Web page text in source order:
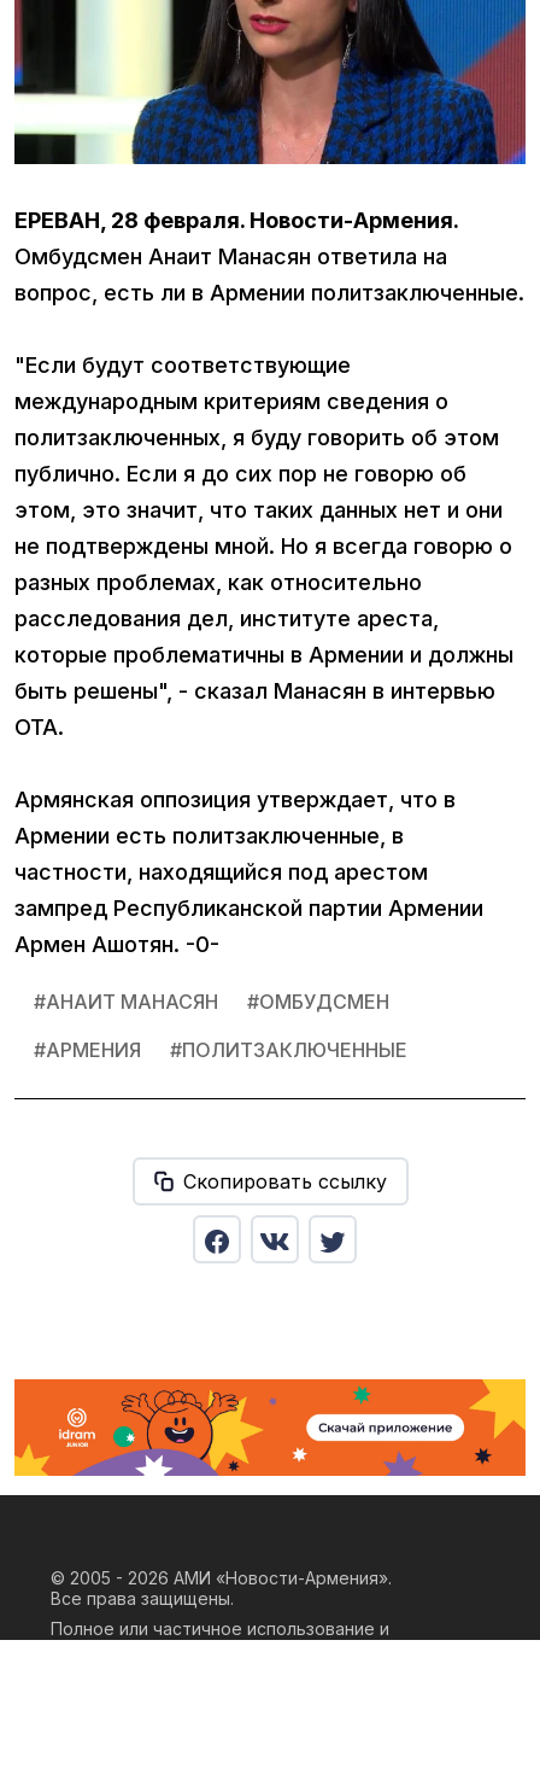
ЕРЕВАН, 28 февраля. Новости-Армения.
Омбудсмен Анаит Манасян ответила на
вопрос, есть ли в Армении политзаключенные.
"Если будут соответствующие
международным критериям сведения о
политзаключенных, я буду говорить об этом
публично. Если я до сих пор не говорю об
этом, это значит, что таких данных нет и они
не подтверждены мной. Но я всегда говорю о
разных проблемах, как относительно
расследования дел, институте ареста,
которые проблематичны в Армении и должны
быть решены", - сказал Манасян в интервью
ОТА.
Армянская оппозиция утверждает, что в
Армении есть политзаключенные, в
частности, находящийся под арестом
зампред Республиканской партии Армении
Армен Ашотян. -0-
#АНАИТ МАНАСЯН #ОМБУДСМЕН
#АРМЕНИЯ #ПОЛИТЗАКЛЮЧЕННЫЕ
Скопировать ссылку
© 2005 - 2026 АМИ «Новости-Армения».
Все права защищены.
Полное или частичное использование и